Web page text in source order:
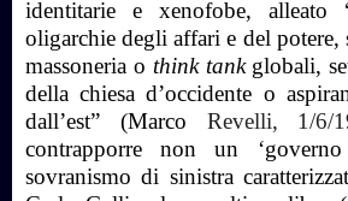
identitarie e xenofobe, alleato
oligarchie degli affari e del potere,
massoneria o think tankglobali,
della chiesa d’occidente o
dall’est” (Marco Revelli, 1/6/
contrapporre non un
sovranismo di sinistra